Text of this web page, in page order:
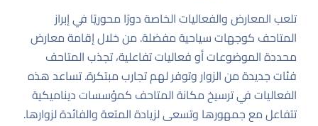
تلعب المعارض والفعاليات الخاصة دورًا محوريًا في إبراز
المتاحف كوجهات سياحية مفضلة. من خلال إقامة معارض
محددة الموضوعات أو فعاليات تفاعلية، تجذب المتاحف
فئات جديدة من الزوار وتوفر لهم تجارب مبتكرة. تساعد هذه
الفعاليات في ترسيخ مكانة المتاحف كمؤسسات ديناميكية
تتفاعل مع جمهورها وتسعى لزيادة المتعة والفائدة لزوارها.